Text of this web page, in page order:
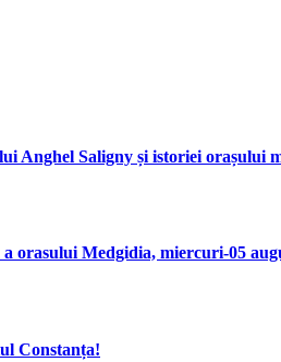
Anghel Saligny și istoriei orașului
orasului Medgidia, miercuri-05
Constanța!